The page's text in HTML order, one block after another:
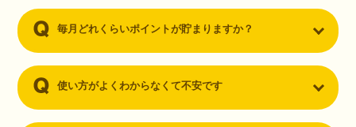
毎月どれくらいポイントが貯まりますか？
使い方がよくわからなくて不安です